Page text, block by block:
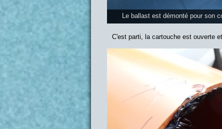
Le ballast est démonté pour son
C'est parti, la cartouche est ouverte